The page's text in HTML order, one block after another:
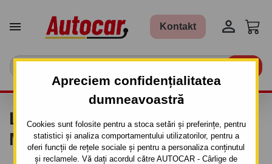
Apreciem confidențialitatea
dumneavoastră
Cookies sunt folosite pentru a stoca setări și preferințe, pentru
statistici și analiza comportamentului utilizatorilor, pentru a
oferi funcții de rețele sociale și pentru a personaliza conținutul
și reclamele. Vă dați acordul către AUTOCAR - Cârlige de
 Kontakt 
LISTA DE PRODUSE DUPA
MARCA TOMIRTECH, S.R.O.